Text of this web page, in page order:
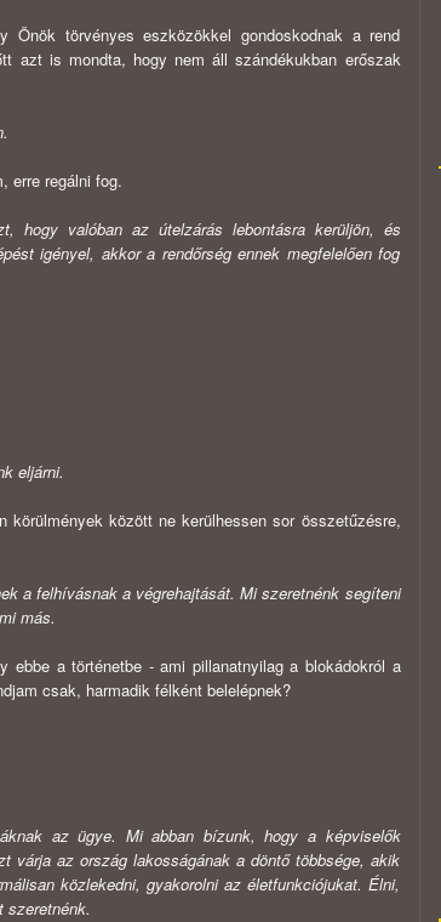
törvényes eszközökkel gondoskodnak a rend
azt is mondta, hogy nem áll szándékukban erőszak
erre regálni fog.
hogy valóban az útelzárás lebontásra kerüljön, és
igényel, akkor a rendőrség ennek megfelelően fog
eljárni.
körülmények között ne kerülhessen sor összetűzésre,
a felhívásnak a végrehajtását. Mi szeretnénk segíteni
más.
a történetbe - ami pillanatnyilag a blokádokról a
csak, harmadik félként belelépnek?
az ügye. Mi abban bízunk, hogy a képviselők
az or­szág lakosságának a döntő többsége, akik
közlekedni, gyako­rolni az életfunkciójukat. Élni,
szeretnénk.